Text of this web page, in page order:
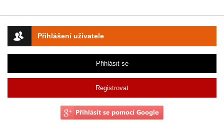
Přihlášení uživatele
Přihlásit se
Registrovat